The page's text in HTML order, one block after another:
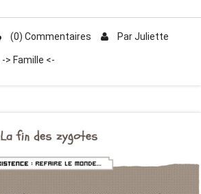
(0) Commentaires ParJuliette
-> Famille <-